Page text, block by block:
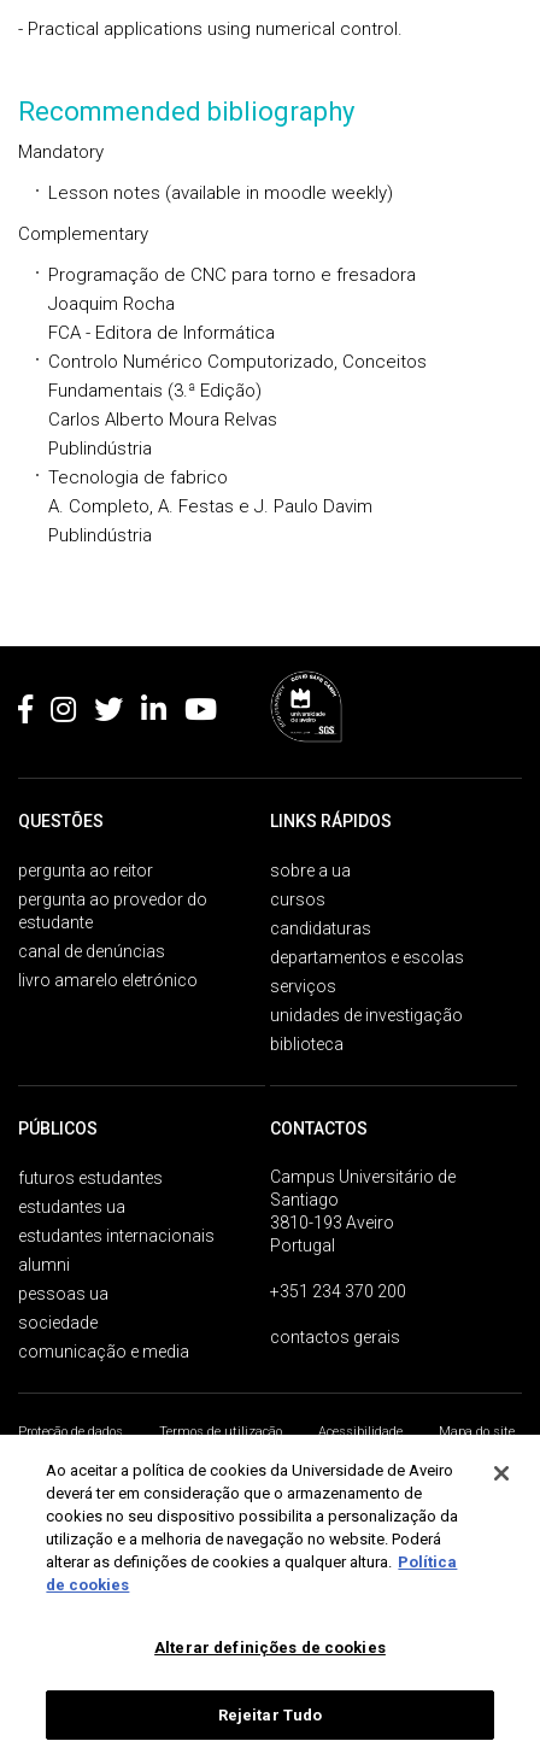
- Practical applications using numerical control.
Recommended bibliography
Mandatory
Lesson notes (available in moodle weekly)
Complementary
Programação de CNC para torno e fresadora
Joaquim Rocha
FCA - Editora de Informática
Controlo Numérico Computorizado, Conceitos
Fundamentais (3.ª Edição)
Carlos Alberto Moura Relvas
Publindústria
Tecnologia de fabrico
A. Completo, A. Festas e J. Paulo Davim
Publindústria
QUESTÕES
pergunta ao reitor
pergunta ao provedor do
estudante
canal de denúncias
livro amarelo eletrónico
LINKS RÁPIDOS
sobre a ua
cursos
candidaturas
departamentos e escolas
serviços
unidades de investigação
biblioteca
PÚBLICOS
futuros estudantes
estudantes ua
estudantes internacionais
alumni
pessoas ua
sociedade
comunicação e media
CONTACTOS
Campus Universitário de
Santiago
3810-193 Aveiro
Portugal
+351 234 370 200
contactos gerais
Proteção de dados Termos de utilização Acessibilidade
Mapa do site
Universidade de Aveiro 2026
Ao aceitar a política de cookies da Universidade de Aveiro
deverá ter em consideração que o armazenamento de
cookies no seu dispositivo possibilita a personalização da
utilização e a melhoria de navegação no website. Poderá
alterar as definições de cookies a qualquer altura. Política
de cookies
Alterar definições de cookies
Rejeitar Tudo